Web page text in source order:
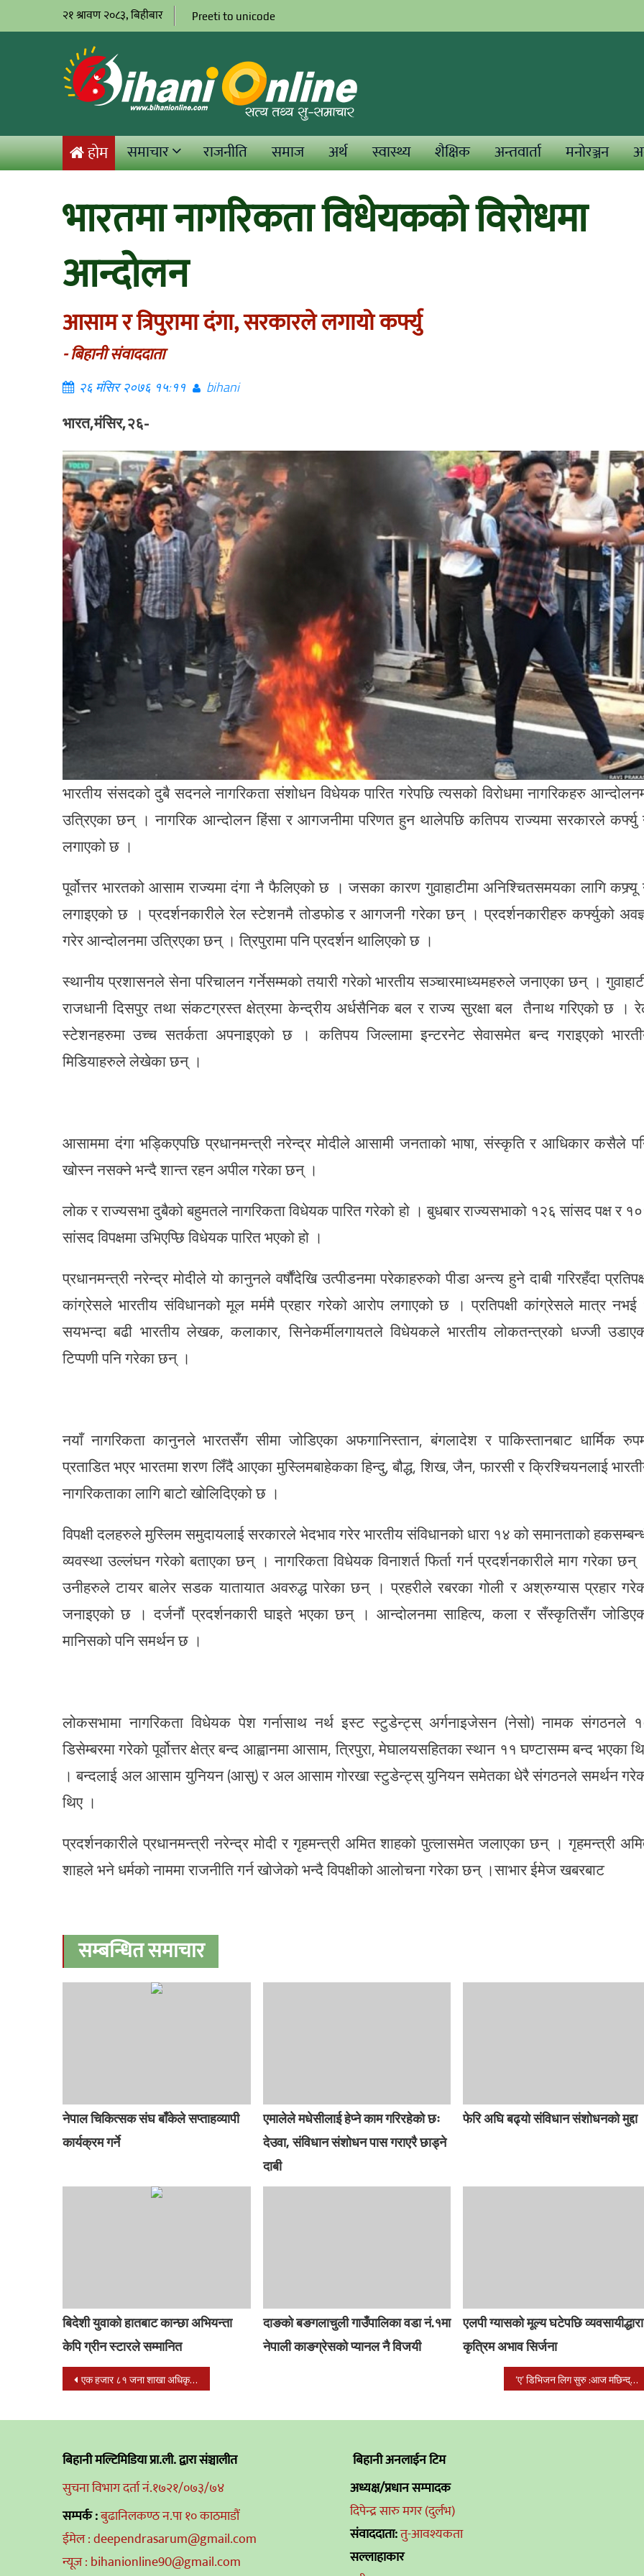
२१ श्रावण २०८३, बिहीबार Preeti to unicode
होम समाचार राजनीति समाज अर्थ स्वास्थ्य शैक्षिक अन्तवार्ता मनोरञ्जन
भारतमा नागरिकता विधेयकको विरोधमा
आन्दोलन
आसाम र त्रिपुरामा दंगा, सरकारले लगायो कर्फ्यु
- बिहानी संवाददाता
२६ मंसिर २०७६ १५:११ bihani
भारत,मंसिर,२६-
भारतीय संसदको दुबै सदनले नागरिकता संशोधन विधेयक पारित गरेपछि त्यसको विरोधमा नागरिकहरु
उत्रिएका छन् । नागरिक आन्दोलन हिंसा र आगजनीमा परिणत हुन थालेपछि कतिपय राज्यमा सरकारले कर्फ्यु
लगाएको छ ।
पूर्वोत्तर भारतको आसाम राज्यमा दंगा नै फैलिएको छ । जसका कारण गुवाहाटीमा अनिश्चितसमयका लागि
लगाइएको छ । प्रदर्शनकारीले रेल स्टेशनमै तोडफोड र आगजनी गरेका छन् । प्रदर्शनकारीहरु कर्फ्युको
गरेर आन्दोलनमा उत्रिएका छन् । त्रिपुरामा पनि प्रदर्शन थालिएको छ ।
स्थानीय प्रशासनले सेना परिचालन गर्नेसम्मको तयारी गरेको भारतीय सञ्चारमाध्यमहरुले जनाएका छन् ।
राजधानी दिसपुर तथा संकटग्रस्त क्षेत्रमा केन्द्रीय अर्धसैनिक बल र राज्य सुरक्षा बल तैनाथ गरिएको छ ।
स्टेशनहरुमा उच्च सतर्कता अपनाइएको छ । कतिपय जिल्लामा इन्टरनेट सेवासमेत बन्द गराइएको
मिडियाहरुले लेखेका छन् ।
आसाममा दंगा भड्किएपछि प्रधानमन्त्री नरेन्द्र मोदीले आसामी जनताको भाषा, संस्कृति र आधिकार कसैले
खोस्न नसक्ने भन्दै शान्त रहन अपील गरेका छन् ।
लोक र राज्यसभा दुबैको बहुमतले नागरिकता विधेयक पारित गरेको हो । बुधबार राज्यसभाको १२६ सांसद पक्ष र
सांसद विपक्षमा उभिएप्छि विधेयक पारित भएको हो ।
प्रधानमन्त्री नरेन्द्र मोदीले यो कानुनले वर्षौंदेखि उत्पीडनमा परेकाहरुको पीडा अन्त्य हुने दाबी गरिरहँदा
कांग्रेसले भारतीय संविधानको मूल मर्ममै प्रहार गरेको आरोप लगाएको छ । प्रतिपक्षी कांग्रेसले मात्र नभई
सयभन्दा बढी भारतीय लेखक, कलाकार, सिनेकर्मीलगायतले विधेयकले भारतीय लोकतन्त्रको धज्जी
टिप्पणी पनि गरेका छन् ।
नयाँ नागरिकता कानुनले भारतसँग सीमा जोडिएका अफगानिस्तान, बंगलादेश र पाकिस्तानबाट धार्मिक
प्रताडित भएर भारतमा शरण लिँदै आएका मुस्लिमबाहेकका हिन्दु, बौद्ध, शिख, जैन, फारसी र क्रिश्चियनलाई
नागरिकताका लागि बाटो खोलिदिएको छ ।
विपक्षी दलहरुले मुस्लिम समुदायलाई सरकारले भेदभाव गरेर भारतीय संविधानको धारा १४ को समानताको
व्यवस्था उल्लंघन गरेको बताएका छन् । नागरिकता विधेयक विनाशर्त फिर्ता गर्न प्रदर्शनकारीले माग गरेका छन्
उनीहरुले टायर बालेर सडक यातायात अवरुद्ध पारेका छन् । प्रहरीले रबरका गोली र अश्रुग्यास प्रहार
जनाइएको छ । दर्जनौं प्रदर्शनकारी घाइते भएका छन् । आन्दोलनमा साहित्य, कला र सँस्कृतिसँग
मानिसको पनि समर्थन छ ।
लोकसभामा नागरिकता विधेयक पेश गर्नासाथ नर्थ इस्ट स्टुडेन्ट्स् अर्गनाइजेसन (नेसो) नामक संगठनले
डिसेम्बरमा गरेको पूर्वोत्तर क्षेत्र बन्द आह्वानमा आसाम, त्रिपुरा, मेघालयसहितका स्थान ११ घण्टासम्म बन्द भएका
। बन्दलाई अल आसाम युनियन (आसु) र अल आसाम गोरखा स्टुडेन्ट्स् युनियन समेतका धेरै संगठनले समर्थन
थिए ।
प्रदर्शनकारीले प्रधानमन्त्री नरेन्द्र मोदी र गृहमन्त्री अमित शाहको पुत्लासमेत जलाएका छन् । गृहमन्त्री
शाहले भने धर्मको नाममा राजनीति गर्न खोजेको भन्दै विपक्षीको आलोचना गरेका छन् ।साभार ईमेज खबरबाट
सम्बन्धित समाचार
नेपाल चिकित्सक संघ बाँकेले सप्ताहव्यापी
कार्यक्रम गर्ने
एमालेले मधेसीलाई हेप्ने काम गरिरहेको छः
देउवा, संविधान संशोधन पास गराएरै छाड्ने
दाबी
फेरि अघि बढ्यो संविधान संशोधनको मुद्दा
बिदेशी युवाको हातबाट कान्छा अभियन्ता
केपि ग्रीन स्टारले सम्मानित
दाङको बङगलाचुली गाउँपालिका वडा नं.१मा
नेपाली काङग्रेसको प्यानल नै विजयी
एलपी ग्यासको मूल्य घटेपछि व्यवसायीद्धारा
कृत्रिम अभाव सिर्जना
Post
एक हजार ८१ जना शाखा अधिकृतका लागि विज्ञापन खुल्यो ‘ए’ डिभिजन लिग सुरु :आज मछिन्द्र र ब्रिगेड ब्वाईज भिड्ने
बिहानी मल्टिमिडिया प्रा.ली. द्वारा संञ्चालीत
सुचना विभाग दर्ता नं.१७२१/०७३/७४
सम्पर्क :बुढानिलकण्ठ न.पा १० काठमाडौं
ईमेल : deependrasarum@gmail.com
न्यूज : bihanionline90@gmail.com
बिहानी अनलाईन टिम
अध्यक्ष/प्रधान सम्पादक
दिपेन्द्र सारु मगर (दुर्लभ)
संवाददाता:तु-आवश्यकता
सल्लाहाकार